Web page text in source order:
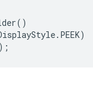
()
. PEEK)
);